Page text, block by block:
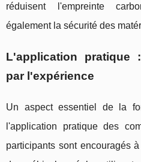
réduisent l'empreinte
également la sécurité des
L'application pratique
par l'expérience
Un aspect essentiel de la
l'application pratique des
participants sont encouragés